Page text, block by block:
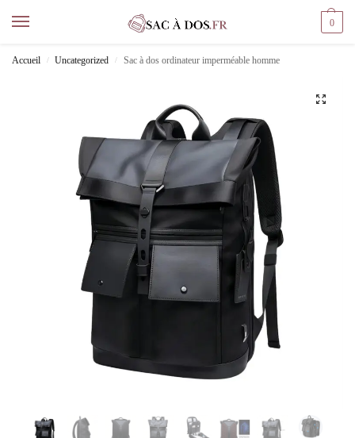
0
Accueil / Uncategorized / Sac à dos ordinateur imperméable homme